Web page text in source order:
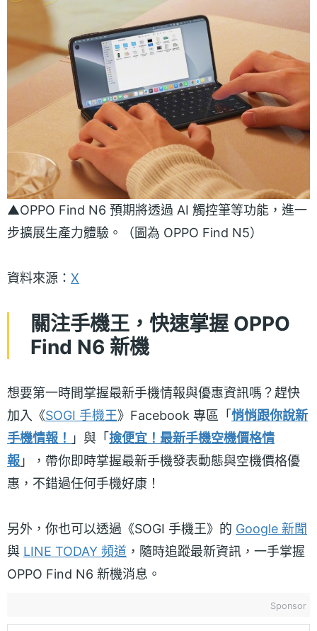
▲OPPO Find N6 預期將透過 AI 觸控筆等功能，進一
步擴展生產力體驗。（圖為 OPPO Find N5）
資料來源： X
關注手機王，快速掌握 OPPO
Find N6 新機
想要第一時間掌握最新手機情報與優惠資訊嗎？趕快
加入《SOGI 手機王》Facebook 專區「悄悄跟你說新
手機情報！ 」與「撿便宜！最新手機空機價格情
報 」，帶你即時掌握最新手機發表動態與空機價格優
惠，不錯過任何手機好康！
另外，你也可以透過《SOGI 手機王》的 Google 新聞
與 LINE TODAY 頻道 ，隨時追蹤最新資訊，一手掌握
OPPO Find N6 新機消息。
Sponsor